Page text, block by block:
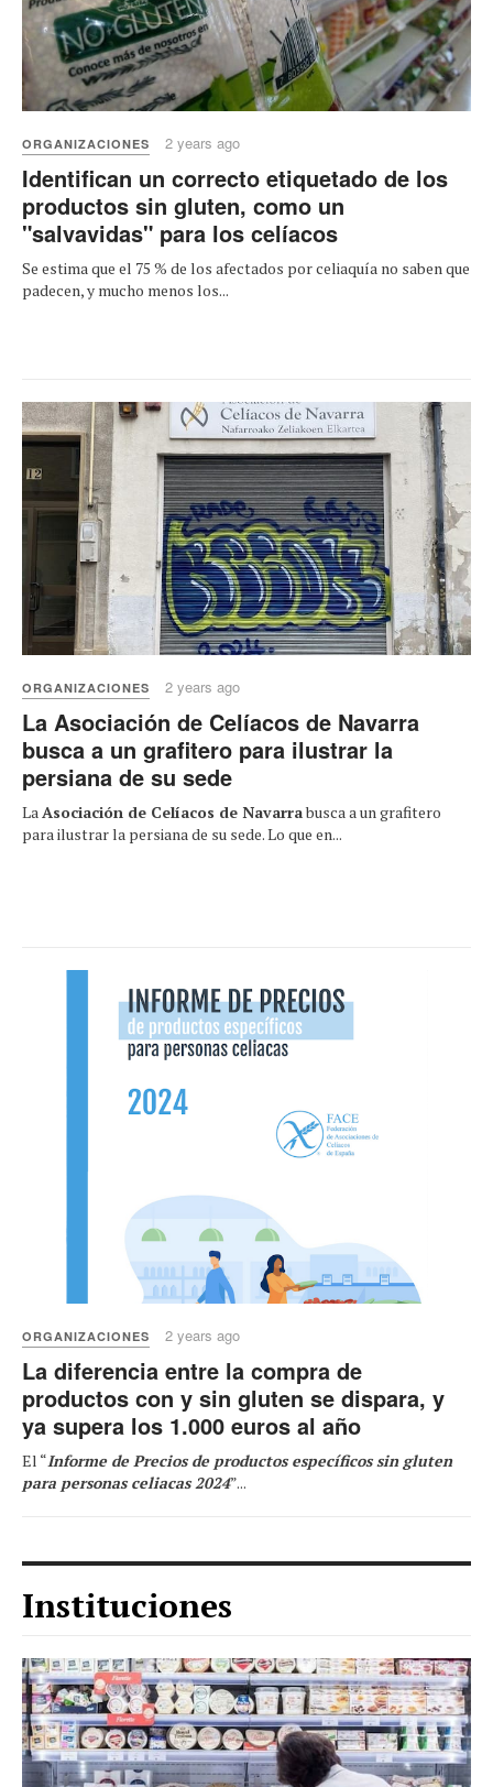
ORGANIZACIONES 2 years ago
Identifican un correcto etiquetado de los
productos sin gluten, como un
"salvavidas" para los celíacos
Se estima que el 75 % de los afectados por celiaquía no saben que
padecen, y mucho menos los...
ORGANIZACIONES 2 years ago
La Asociación de Celíacos de Navarra
busca a un grafitero para ilustrar la
persiana de su sede
LaAsociación de Celíacos de Navarrabusca a un grafitero
para ilustrar la persiana de su sede. Lo que en...
ORGANIZACIONES 2 years ago
La diferencia entre la compra de
productos con y sin gluten se dispara, y
ya supera los 1.000 euros al año
El “Informe de Precios de productos específicos sin gluten
para personas celiacas 2024”...
Instituciones